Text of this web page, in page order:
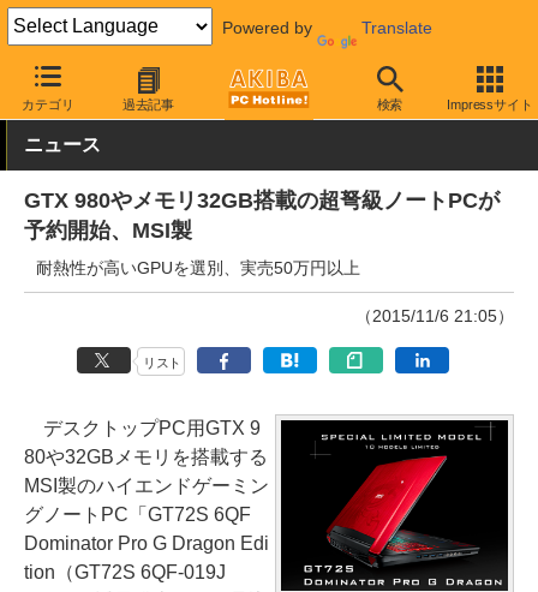
Powered by Translate
カテゴリ 過去記事 検索 Impressサイト
AKIBA PC Hotline! PC本体・ソフト ゲーミングPC
ニュース
GTX 980やメモリ32GB搭載の超弩級ノートPCが
予約開始、MSI製
耐熱性が高いGPUを選別、実売50万円以上
（2015/11/6 21:05）
リスト
デスクトップPC用GTX 9
80や32GBメモリを搭載する
MSI製のハイエンドゲーミン
グノートPC「GT72S 6QF
Dominator Pro G Dragon Edi
tion（GT72S 6QF-019J